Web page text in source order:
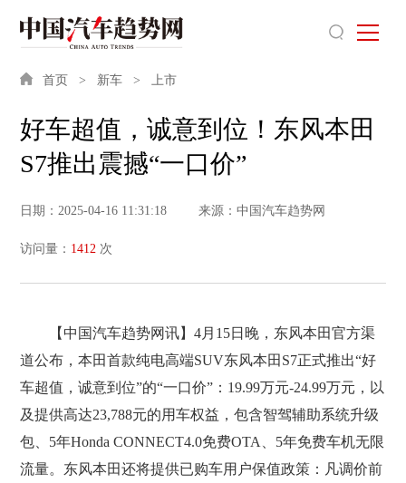
首页 新车 上市
好车超值，诚意到位！东风本田
S7推出震撼“一口价”
日期：2025-04-16 11:31:18 来源：中国汽车趋势网
访问量： 1412 次
【中国汽车趋势网讯】4月15日晚，东风本田官方渠
道公布，本田首款纯电高端SUV东风本田S7正式推出“好
车超值，诚意到位”的“一口价”：19.99万元-24.99万元，以
及提供高达23,788元的用车权益，包含智驾辅助系统升级
包、5年Honda CONNECT4.0免费OTA、5年免费车机无限
流量。东风本田还将提供已购车用户保值政策：凡调价前